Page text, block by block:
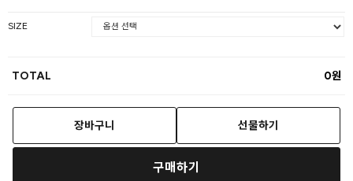
SIZE
TOTAL 0
장바구니 선물하기
구매하기